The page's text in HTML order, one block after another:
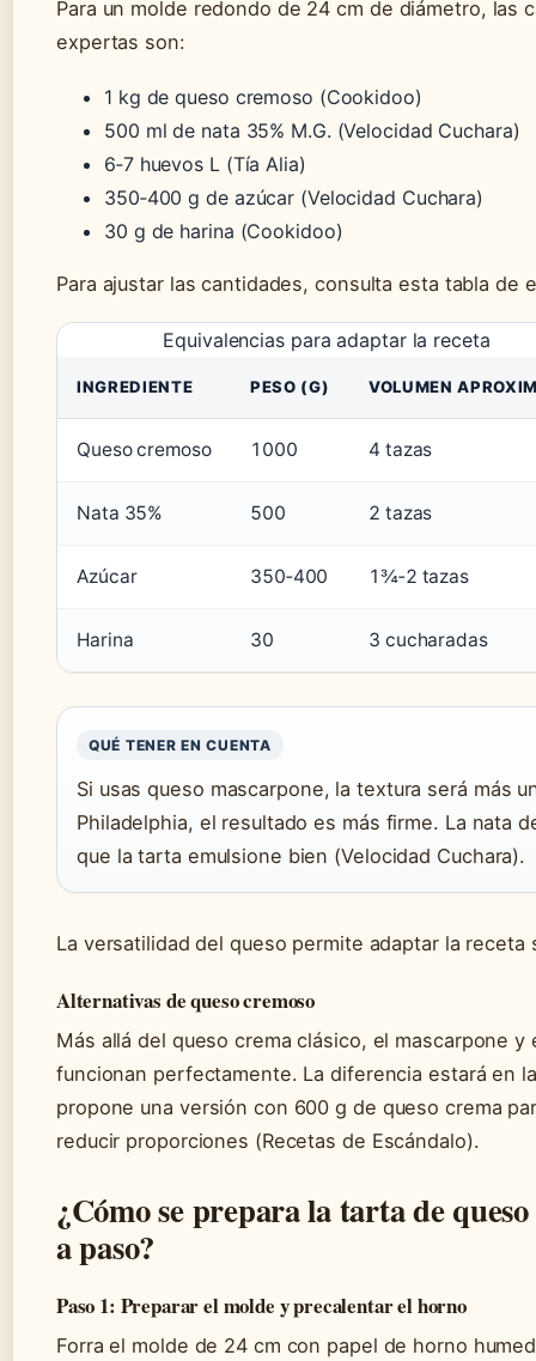
Para un molde redondo de 24 cm de diámetro, las
expertas son:
1 kg de queso cremoso (Cookidoo)
500 ml de nata 35% M.G. (Velocidad Cuchara)
6‑7 huevos L (Tía Alia)
350‑400 g de azúcar (Velocidad Cuchara)
30 g de harina (Cookidoo)
Para ajustar las cantidades, consulta esta tabla de
Equivalencias para adaptar la receta
INGREDIENTE PESO (G) VOLUMEN
Queso cremoso 1000 4 tazas
Nata 35% 500 2 tazas
Azúcar 350‑400 1¾‑2 tazas
Harina 30 3 cucharadas
QUÉ TENER EN CUENTA
Si usas queso mascarpone, la textura será más
Philadelphia, el resultado es más firme. La nata
que la tarta emulsione bien (Velocidad Cuchara).
La versatilidad del queso permite adaptar la
Alternativas de queso cremoso
Más allá del queso crema clásico, el mascarpone
funcionan perfectamente. La diferencia estará en
propone una versión con 600 g de queso crema
reducir proporciones (Recetas de Escándalo).
¿Cómo se prepara la tarta de
a paso?
Paso 1: Preparar el molde y precalentar el horno
Forra el molde de 24 cm con papel de horno